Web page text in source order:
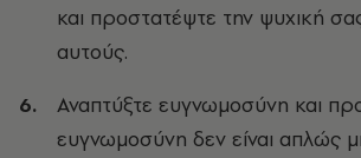
και προστατέψτε την ψυχική
αυτούς.
Αναπτύξτε ευγνωμοσύνη και
ευγνωμοσύνη δεν είναι απλώς